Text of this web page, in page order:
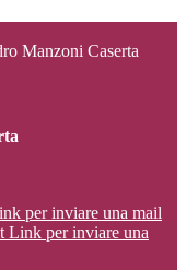
Manzoni Caserta
per inviare una mail
Link per inviare una